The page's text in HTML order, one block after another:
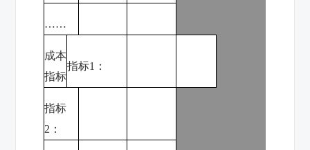
……
成本
指标
指标1 ：
指标
2 ：